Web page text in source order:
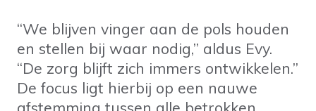
“We blijven vinger aan de pols houden
en stellen bij waar nodig,” aldus Evy.
“De zorg blijft zich immers ontwikkelen.”
De focus ligt hierbij op een nauwe